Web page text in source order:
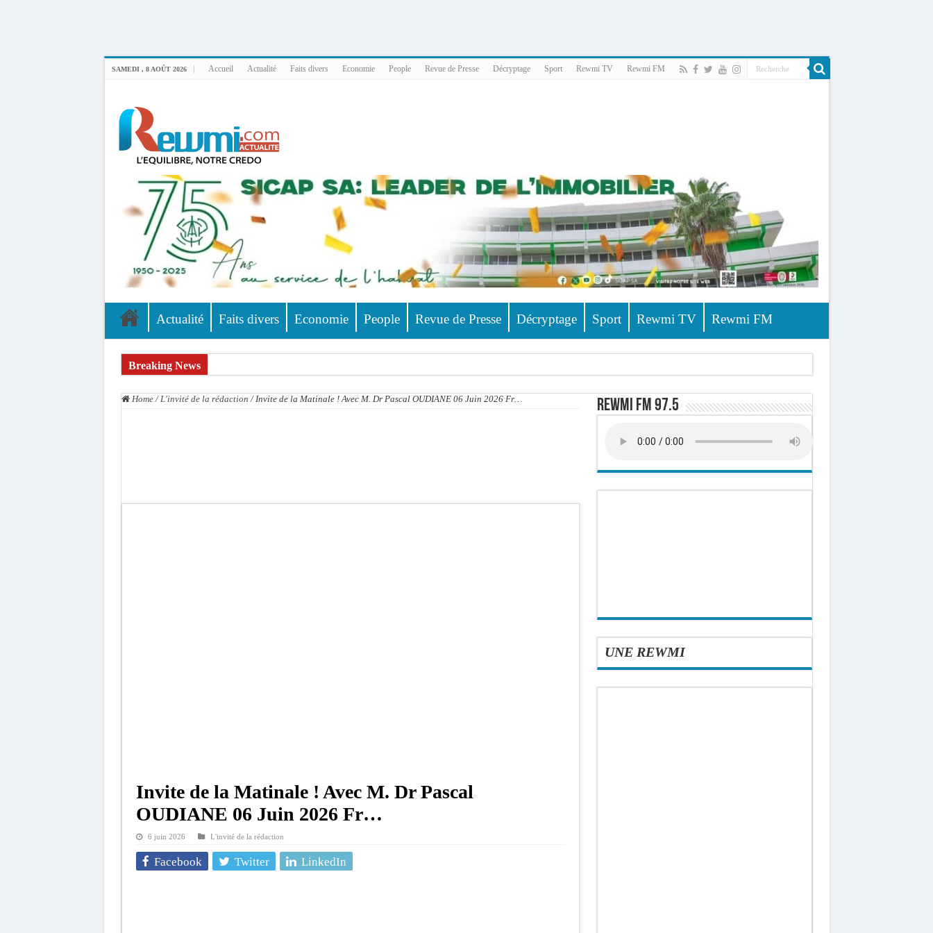
SAMEDI , 8 AOÛT 2026 Accueil Actualité Faits divers Economie People Revue de Presse Décryptage Sport Rewmi TV Rewmi FM
Actualité Faits divers Economie People Revue de Presse Décryptage Sport Rewmi TV Rewmi FM
Breaking News
Home / L'invité de la rédaction / Invite de la Matinale ! Avec M. Dr Pascal OUDIANE 06 Juin 2026 Fr…
Invite de la Matinale ! Avec M. Dr Pascal
OUDIANE 06 Juin 2026 Fr…
6 juin 2026 L'invité de la rédaction
Facebook Twitter LinkedIn
Rewmi FM 97.5
UNE REWMI